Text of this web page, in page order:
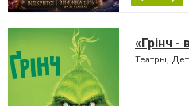
«Грінч -
Театры,